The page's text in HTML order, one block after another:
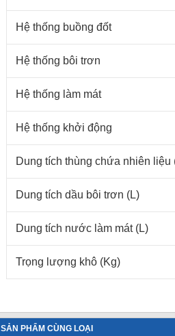
Hệ thống buồng đốt
Hệ thống bôi trơn
Hệ thống làm mát
Hệ thống khởi động
Dung tích thùng chứa nhiên liệu
Dung tích dầu bôi trơn (L)
Dung tích nước làm mát (L)
Trọng lượng khô (Kg)
SẢN PHẨM CÙNG LOẠI